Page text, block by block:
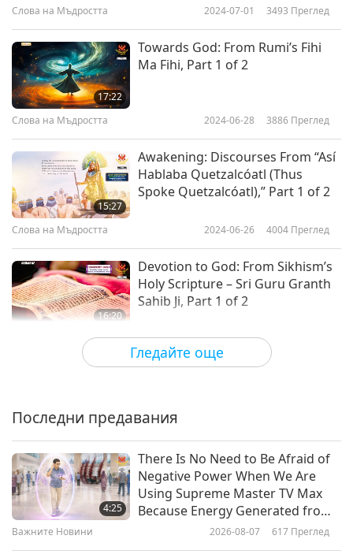
Гледайте още
Слова на Мъдростта 2024-07-01 3493 Преглед
17:22
Towards God: From Rumi’s Fihi
Ma Fihi, Part 1 of 2
Слова на Мъдростта 2024-06-28 3886 Преглед
15:27
Awakening: Discourses From “Así
Hablaba Quetzalcóatl (Thus
Spoke Quetzalcóatl),” Part 1 of 2
Слова на Мъдростта 2024-06-26 4004 Преглед
16:20
Devotion to God: From Sikhism’s
Holy Scripture – Sri Guru Granth
Sahib Ji, Part 1 of 2
Слова на Мъдростта 2024-06-24 4288
16:40
of 2
Selected Mystical Works of Lord
Bahá’u’lláh (vegetarian) –
Through the Seven Valleys, Part 1
Последни предавания
4:25
There Is No Need to Be Afraid of
Negative Power When We Are
Using Supreme Master TV Max
Because Energy Generated from
It Is Far More Powerful than Any
Важните Новини 2026-08-07 617 Преглед